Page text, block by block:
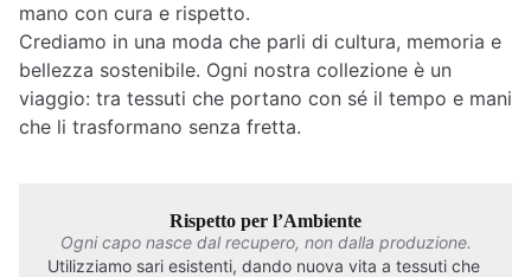
mano con cura e rispetto.
Crediamo in una moda che parli di cultura, memoria e
bellezza sostenibile. Ogni nostra collezione è un
viaggio: tra tessuti che portano con sé il tempo e mani
che li trasformano senza fretta.
Rispetto per l’Ambiente
Ogni capo nasce dal recupero, non dalla produzione.
Utilizziamo sari esistenti, dando nuova vita a tessuti che